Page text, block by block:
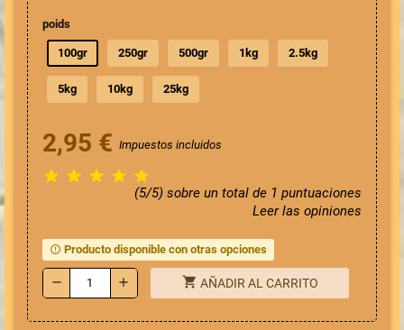
poids
100gr 250gr 500gr 1kg 2.5kg
5kg 10kg 25kg
2,95 € Impuestos incluidos
    
(5/5) sobre un total de 1 puntuaciones
Leer las opiniones
error_outline Producto disponible con otras opciones
remove add shopping_cart AÑADIR AL CARRITO